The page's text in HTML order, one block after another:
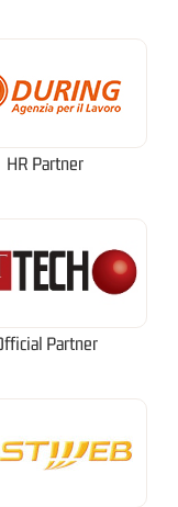
HR Partner
Partner